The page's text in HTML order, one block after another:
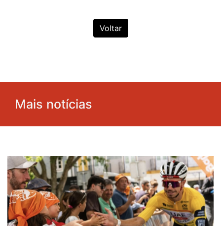
Voltar
Mais notícias